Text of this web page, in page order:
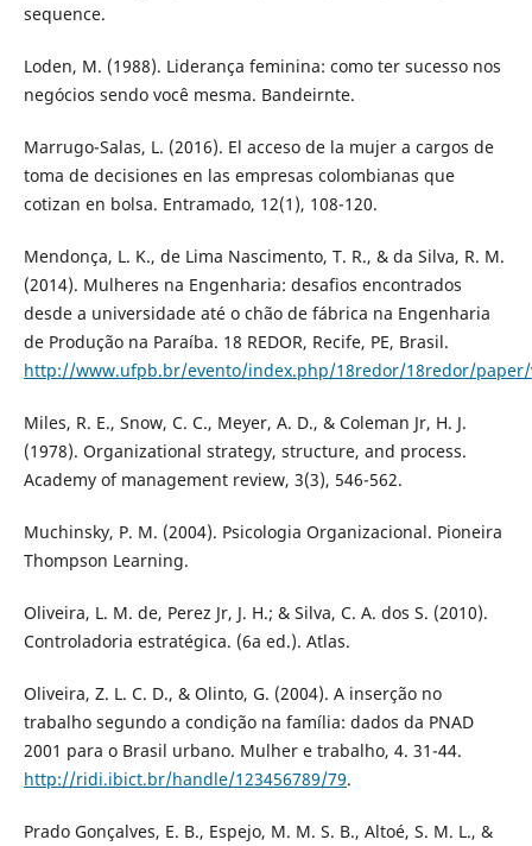
sequence.
Loden, M. (1988). Liderança feminina: como ter sucesso nos
negócios sendo você mesma. Bandeirnte.
Marrugo-Salas, L. (2016). El acceso de la mujer a cargos de
toma de decisiones en las empresas colombianas que
cotizan en bolsa. Entramado, 12(1), 108-120.
Mendonça, L. K., de Lima Nascimento, T. R., & da Silva, R. M.
(2014). Mulheres na Engenharia: desafios encontrados
desde a universidade até o chão de fábrica na Engenharia
de Produção na Paraíba. 18 REDOR, Recife, PE, Brasil.
http://www.ufpb.br/evento/index.php/18redor/18redor/paper/
Miles, R. E., Snow, C. C., Meyer, A. D., & Coleman Jr, H. J.
(1978). Organizational strategy, structure, and process.
Academy of management review, 3(3), 546-562.
Muchinsky, P. M. (2004). Psicologia Organizacional. Pioneira
Thompson Learning.
Oliveira, L. M. de, Perez Jr, J. H.; & Silva, C. A. dos S. (2010).
Controladoria estratégica. (6a ed.). Atlas.
Oliveira, Z. L. C. D., & Olinto, G. (2004). A inserção no
trabalho segundo a condição na família: dados da PNAD
2001 para o Brasil urbano. Mulher e trabalho, 4. 31-44.
http://ridi.ibict.br/handle/123456789/79.
Prado Gonçalves, E. B., Espejo, M. M. S. B., Altoé, S. M. L., &